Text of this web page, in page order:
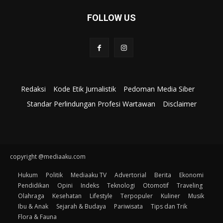
FOLLOW US
Redaksi Kode Etik Jurnalistik
Pedoman Media Siber
Standar Perlindungan Profesi Wartawan
Disclaimer
copyright @mediaaku.com
Hukum Politik Mediaaku TV Advertorial Berita
Ekonomi
Pendidikan
Opini Indeks Teknologi Otomotif
Traveling
Olahraga
Kesehatan Lifestyle Terpopuler Kuliner
Musik
Ibu & Anak
Sejarah & Budaya Pariwisata
Tips dan Trik
Flora & Fauna